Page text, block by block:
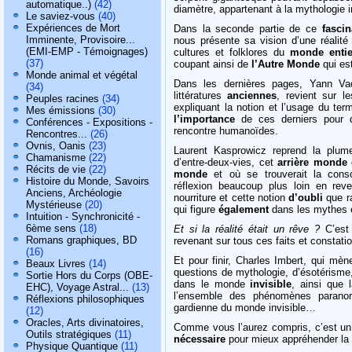
automatique..) (42)
Le saviez-vous (40)
Expériences de Mort
Imminente, Provisoire...
(EMI-EMP - Témoignages)
(37)
Monde animal et végétal
(34)
Peuples racines (34)
Mes émissions (30)
Conférences - Expositions -
Rencontres... (26)
Ovnis, Oanis (23)
Chamanisme (22)
Récits de vie (22)
Histoire du Monde, Savoirs
Anciens, Archéologie
Mystérieuse (20)
Intuition - Synchronicité -
6ème sens (18)
Romans graphiques, BD
(16)
Beaux Livres (14)
Sortie Hors du Corps (OBE-
EHC), Voyage Astral... (13)
Réflexions philosophiques
(12)
Oracles, Arts divinatoires,
Outils stratégiques (11)
Physique Quantique (11)
diamètre, appartenant à la mythologie
Dans la seconde partie de ce
nous présente sa vision d’une
cultures et folklores dumonde
coupant ainsi de l’Autre Monde qui
Dans les dernières pages, Yann
littératuresanciennes, revient sur
expliquant la notion et l’usage du
l’importance de ces derniers pour
rencontre humanoïdes.
Laurent Kasprowicz reprend la
d’entre-deux-vies, cetarrière monde
monde et où se trouverait la
réflexion beaucoup plus loin en
nourriture et cette notiond’oubli que
qui figure égalementdans les mythes
Et si la réalité était un rêve ?C’est
revenant sur tous ces faits et
Et pour finir, Charles Imbert, qui
questions de mythologie,
dans le mondeinvisible, ainsi que
l’ensemble des phénomènes
gardienne du monde invisible…
Comme vous l’aurez compris, c’est
nécessaire pour mieux appréhender